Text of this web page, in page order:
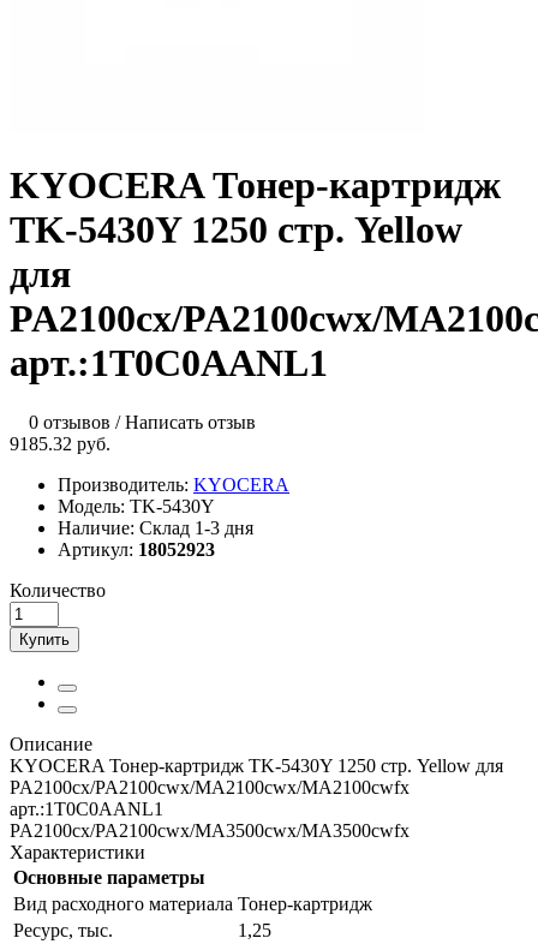
KYOCERA Тонер-картридж
TK-5430Y 1250 стр. Yellow
для
PA2100cx/PA2100cwx/
арт.:1T0C0AANL1
0 отзывов /Написать отзыв
9185.32 руб.
Производитель: KYOCERA
Модель: TK-5430Y
Наличие: Склад 1-3 дня
Артикул: 18052923
Количество
Купить
Описание
KYOCERA Тонер-картридж TK-5430Y 1250 стр. Yellow для
PA2100cx/PA2100cwx/MA2100cwx/MA2100cwfx
арт.:1T0C0AANL1
PA2100cx/PA2100cwx/MA3500cwx/MA3500cwfx
Характеристики
Основные параметры
Вид расходного материала Тонер-картридж
Ресурс, тыс.
1,25